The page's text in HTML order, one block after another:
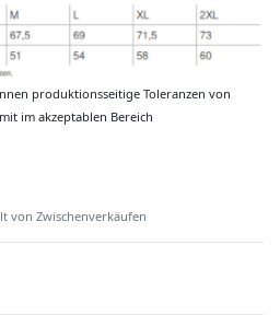
produktionsseitige Toleranzen von
im akzeptablen Bereich
von Zwischenverkäufen